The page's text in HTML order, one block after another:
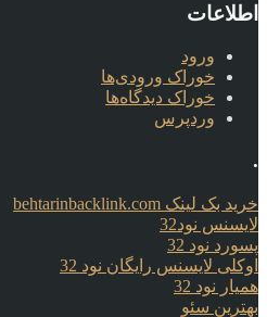
اطلاعات
ورود
خوراک ورودی‌ها
خوراک دیدگاه‌ها
وردپرس
.
خرید بک لینک behtarinbacklink.com
لایسنس نود32
پسورد نود 32
اوکلی لایسنس رایگان نود 32
همیار نود 32
بهترین سئو